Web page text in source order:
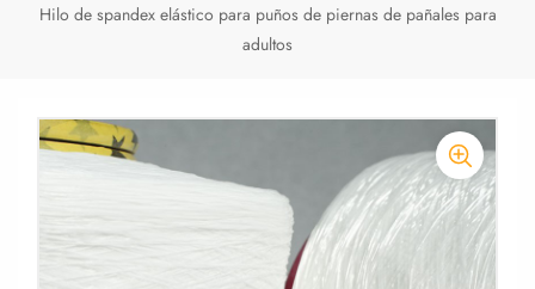
عربي
Hilo de spandex elástico para puños de piernas de pañales para
adultos